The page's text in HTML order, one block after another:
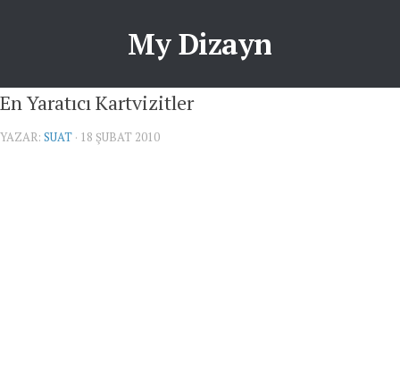
My Dizayn
En Yaratıcı Kartvizitler
YAZAR: SUAT · 18 ŞUBAT 2010